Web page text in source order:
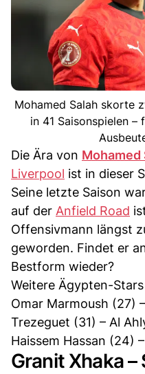
Mohamed Salah skorte
in 41 Saisonspielen –
Die Ära von Mohamed
Liverpool ist in dieser
Seine letzte Saison
auf der Anfield Road
Offensivmann längst
geworden. Findet er
Bestform wieder?
Weitere Ägypten-Stars
Omar Marmoush (27) –
Trezeguet (31) – Al
Haissem Hassan (24)
Granit Xhaka –